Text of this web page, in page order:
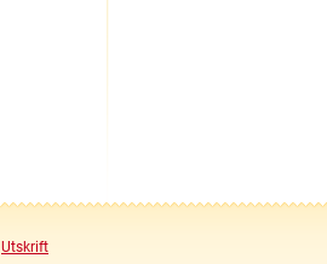
Utskrift